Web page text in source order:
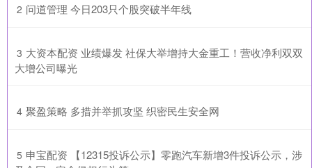
2 ​问道管理 今日203只个股突破半年线
3 ​大资本配资 业绩爆发 社保大举增持大金重工！营收净利双双
大增公司曝光
4 ​聚盈策略 多措并举抓攻坚 织密民生安全网
5 ​申宝配资 【12315投诉公示】零跑汽车新增3件投诉公示，涉